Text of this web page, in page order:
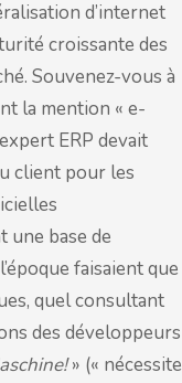
d’internet
croissante des
Souvenez-vous à
la mention « e-
ERP devait
client pour les
une base de
faisaient que
quel consultant
des développeurs
» (« nécessite